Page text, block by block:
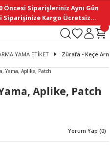
Siparişleriniz Aynı Gün
Siparişinize Kargo Ücretsiz...
YAMA ETİKET Zürafa - Keçe
Aplike, Patch
Yorum Yap (0)